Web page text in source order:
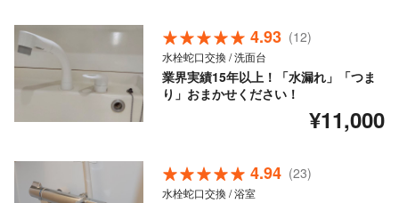
4.93 (12)
水栓蛇口交換 / 洗面台
業界実績15年以上！「水漏れ」「つま
り」おまかせください！
¥11,000
4.94 (23)
水栓蛇口交換 / 浴室